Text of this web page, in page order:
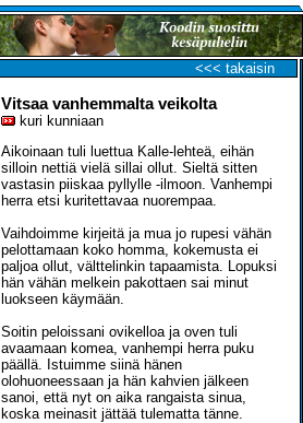
<<< takaisin
Vitsaa vanhemmalta veikolta
kuri kunniaan
Aikoinaan tuli luettua Kalle-lehteä, eihän
silloin nettiä vielä sillai ollut. Sieltä sitten
vastasin piiskaa pyllylle -ilmoon. Vanhempi
herra etsi kuritettavaa nuorempaa.
Vaihdoimme kirjeitä ja mua jo rupesi vähän
pelottamaan koko homma, kokemusta ei
paljoa ollut, välttelinkin tapaamista. Lopuksi
hän vähän melkein pakottaen sai minut
luokseen käymään.
Soitin peloissani ovikelloa ja oven tuli
avaamaan komea, vanhempi herra puku
päällä. Istuimme siinä hänen
olohuoneessaan ja hän kahvien jälkeen
sanoi, että nyt on aika rangaista sinua,
koska meinasit jättää tulematta tänne.